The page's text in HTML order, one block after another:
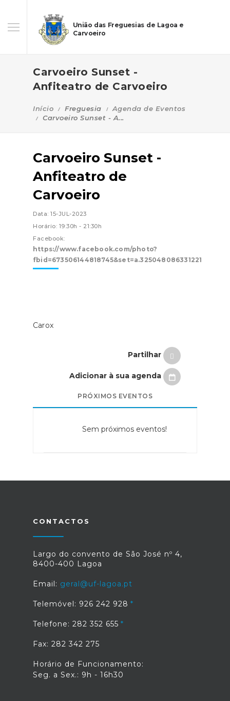
União das Freguesias de Lagoa e
Carvoeiro
Carvoeiro Sunset -
Anfiteatro de Carvoeiro
Início Freguesia
Agenda de Eventos
Carvoeiro Sunset - A...
Carvoeiro Sunset -
Anfiteatro de
Carvoeiro
Data: 15-JUL-2023
Horário: 19:30h - 21:30h
Facebook:
https://www.facebook.com/photo?
fbid=673506144818745&set=a.325048086331221
Carox
Partilhar
Adicionar à sua agenda
PRÓXIMOS EVENTOS
Sem próximos eventos!
CONTACTOS
Largo do convento de São José nº 4,
8400-400 Lagoa
Email: geral@uf-lagoa.pt
Telemóvel: 926 242 928
Telefone: 282 352 655
Fax: 282 342 275
Horário de Funcionamento:
Seg. a Sex.: 9h - 16h30